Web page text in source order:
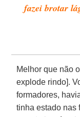
fazei brotar
Melhor que não
explode rindo].
formadores,
tinha estado nas